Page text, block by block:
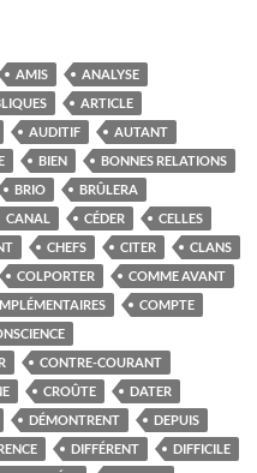
AMIS
ANALYSE
ARTICLE
AUDITIF
AUTANT
BIEN
BONNES RELATIONS
BRIO
BRÛLERA
CANAL CÉDER
CELLES
CHEFS CITER
CLANS
COLPORTER
COMME AVANT
COMPTE
CONTRE-COURANT
CROÛTE
DATER
DÉMONTRENT
DEPUIS
DIFFÉRENT
DIFFICILE